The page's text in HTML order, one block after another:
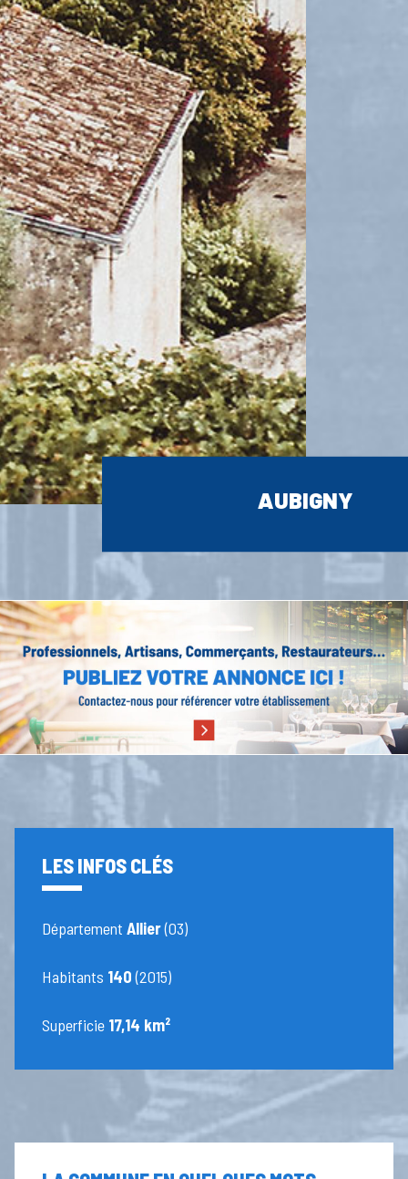
AUBIGNY
LES INFOS CLÉS
DépartementAllier(03)
Habitants 140(2015)
Superficie 17,14 km²